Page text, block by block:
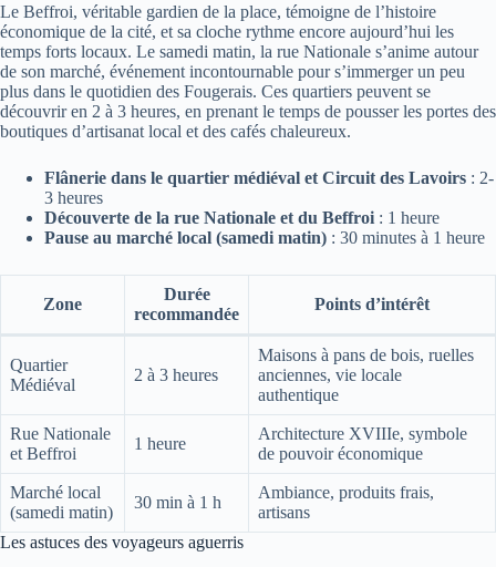
Le Beffroi, véritable gardien de la place, témoigne de l’histoire
économique de la cité, et sa cloche rythme encore aujourd’hui les
temps forts locaux. Le samedi matin, la rue Nationale s’anime autour
de son marché, événement incontournable pour s’immerger un peu
plus dans le quotidien des Fougerais. Ces quartiers peuvent se
découvrir en 2 à 3 heures, en prenant le temps de pousser les portes des
boutiques d’artisanat local et des cafés chaleureux.
Flânerie dans le quartier médiéval et Circuit des Lavoirs : 2-
3 heures
Découverte de la rue Nationale et du Beffroi : 1 heure
Pause au marché local (samedi matin) : 30 minutes à 1 heure
Zone
Durée
recommandée
Points d’intérêt
Quartier
Médiéval
2 à 3 heures
Maisons à pans de bois, ruelles
anciennes, vie locale
authentique
Rue Nationale
et Beffroi
1 heure
Architecture XVIIIe, symbole
de pouvoir économique
Marché local
(samedi matin)
30 min à 1 h
Ambiance, produits frais,
artisans
Les astuces des voyageurs aguerris